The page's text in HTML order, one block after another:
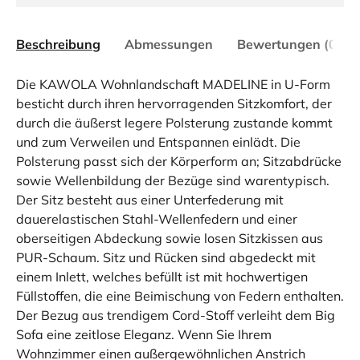
Beschreibung Abmessungen Bewertungen (0)
Die KAWOLA Wohnlandschaft MADELINE in U-Form
besticht durch ihren hervorragenden Sitzkomfort, der
durch die äußerst legere Polsterung zustande kommt
und zum Verweilen und Entspannen einlädt. Die
Polsterung passt sich der Körperform an; Sitzabdrücke
sowie Wellenbildung der Bezüge sind warentypisch.
Der Sitz besteht aus einer Unterfederung mit
dauerelastischen Stahl-Wellenfedern und einer
oberseitigen Abdeckung sowie losen Sitzkissen aus
PUR-Schaum. Sitz und Rücken sind abgedeckt mit
einem Inlett, welches befüllt ist mit hochwertigen
Füllstoffen, die eine Beimischung von Federn enthalten.
Der Bezug aus trendigem Cord-Stoff verleiht dem Big
Sofa eine zeitlose Eleganz. Wenn Sie Ihrem
Wohnzimmer einen außergewöhnlichen Anstrich